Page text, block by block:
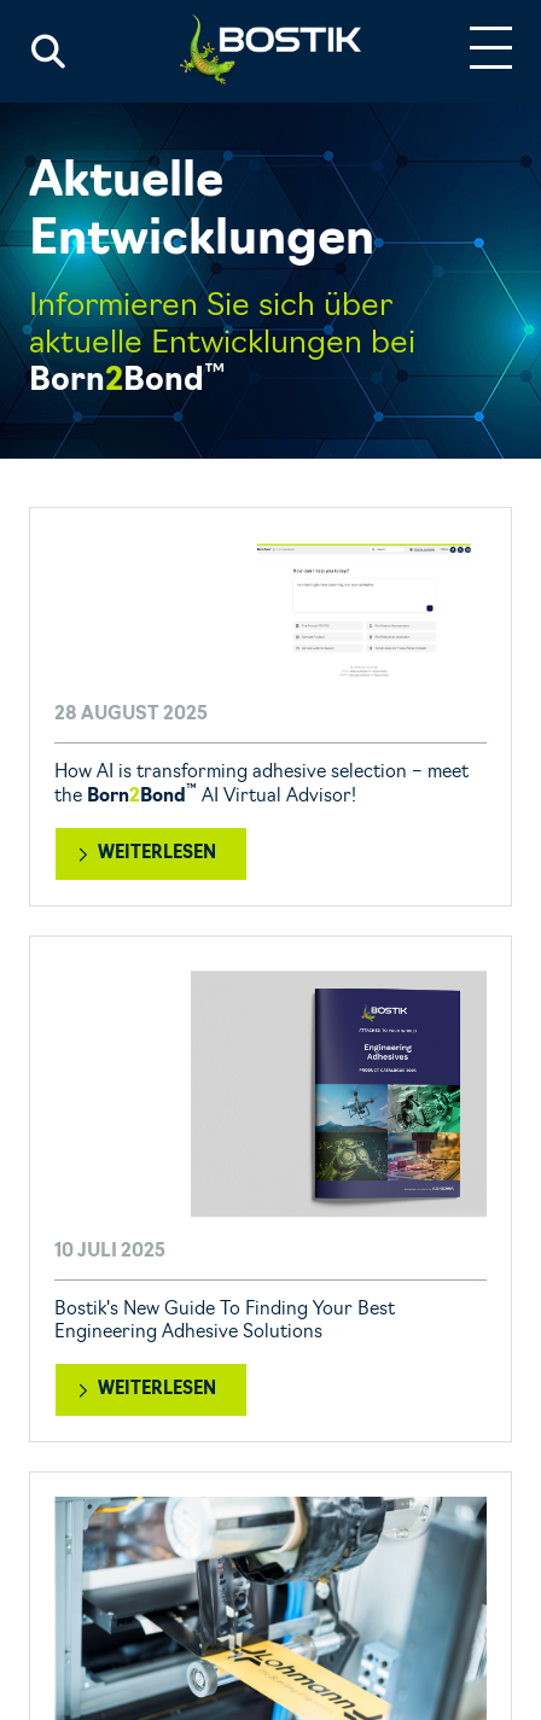
Aktuelle
Entwicklungen
Informieren Sie sich über
aktuelle Entwicklungen bei
Born2Bond™
28 AUGUST 2025
How AI is transforming adhesive selection – meet
the Born2Bond™ AI Virtual Advisor!
WEITERLESEN
10 JULI 2025
Bostik's New Guide To Finding Your Best
Engineering Adhesive Solutions
WEITERLESEN